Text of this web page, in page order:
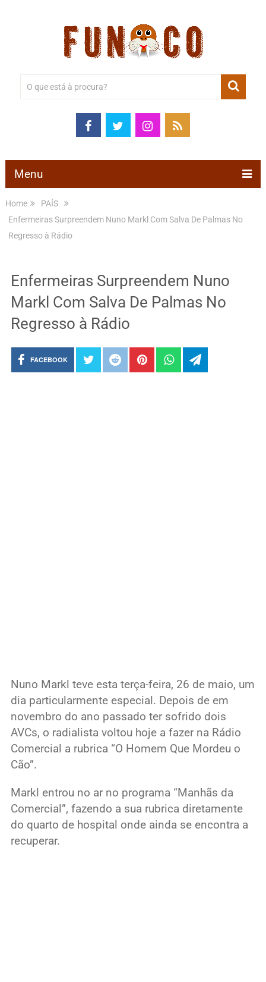
Menu
Home
PAÍS
Enfermeiras Surpreendem Nuno Markl Com Salva De Palmas No
Regresso à Rádio
Enfermeiras Surpreendem Nuno
Markl Com Salva De Palmas No
Regresso à Rádio
FACEBOOK
Nuno Markl teve esta terça-feira, 26 de maio, um
dia particularmente especial. Depois de em
novembro do ano passado ter sofrido dois
AVCs, o radialista voltou hoje a fazer na Rádio
Comercial a rubrica “O Homem Que Mordeu o
Cão”.
Markl entrou no ar no programa “Manhãs da
Comercial”, fazendo a sua rubrica diretamente
do quarto de hospital onde ainda se encontra a
recuperar.